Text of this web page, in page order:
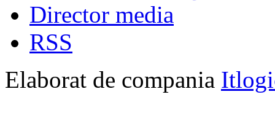
Director media
RSS
Elaborat de compania